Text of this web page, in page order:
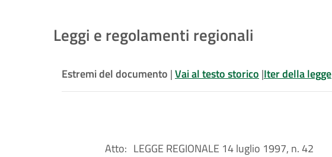
Leggi e regolamenti regionali
Estremi del documento |Vai al testo storico |Iter della legge
Atto: LEGGE REGIONALE 14 luglio 1997, n. 42